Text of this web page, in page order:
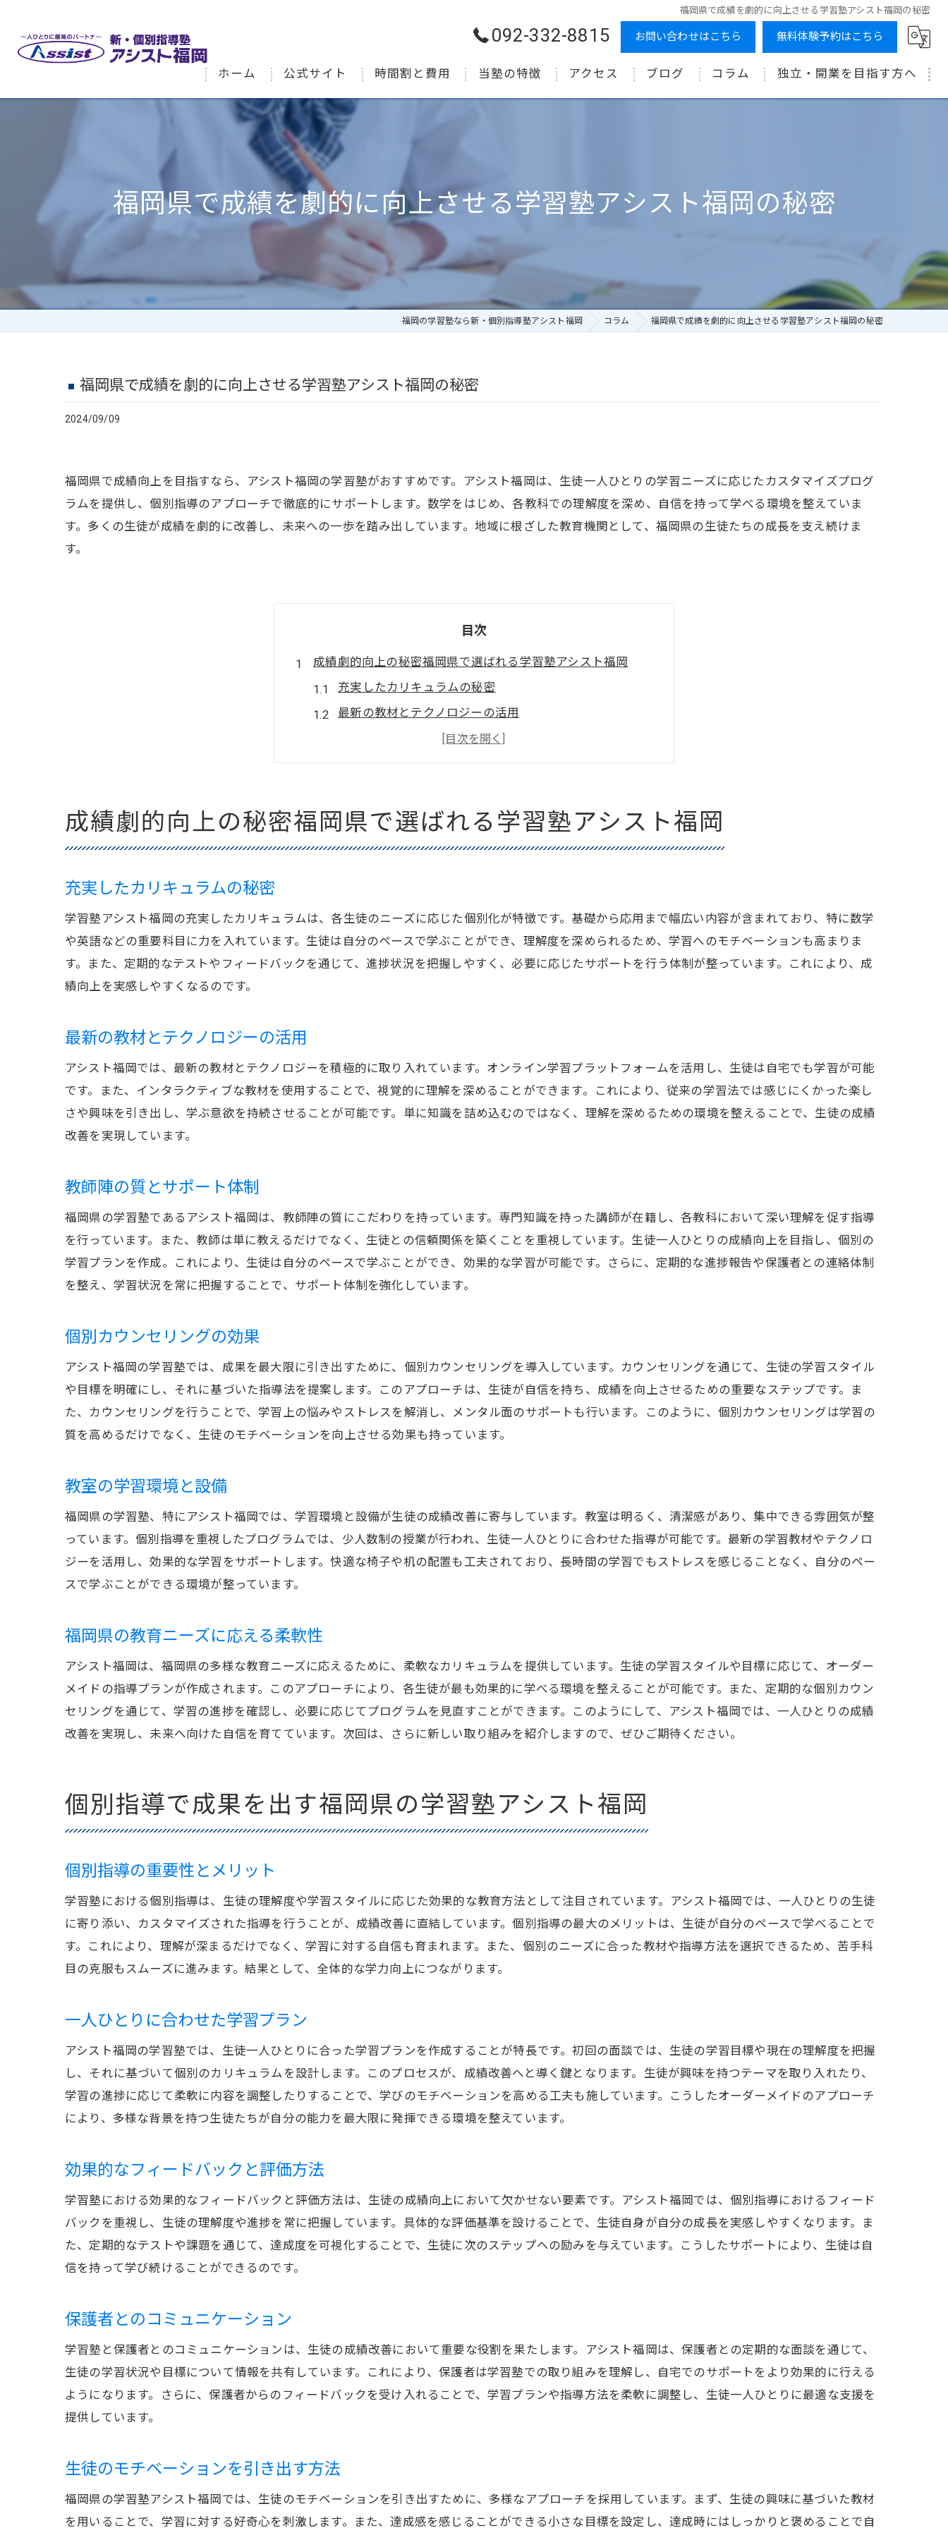
福岡県で成績を劇的に向上させる学習塾アシスト福岡の秘密
092-332-8815 お問い合わせはこちら 無料体験予約はこちら
ホーム 公式サイト 時間割と費用 当塾の特徴
個別
アクセス ブログ コラム 独立・開業を目指す方へ
福岡県で成績を劇的に向上させる学習塾アシスト福岡の秘密
福岡の学習塾なら新・個別指導塾アシスト福岡 コラム 福岡県で成績を劇的に向上させる学習塾アシスト福岡の秘密
福岡県で成績を劇的に向上させる学習塾アシスト福岡の秘密
2024/09/09
福岡県で成績向上を目指すなら、アシスト福岡の学習塾がおすすめです。アシスト福岡は、生徒一人ひとりの学習ニーズに応じたカスタマイズプログ
ラムを提供し、個別指導のアプローチで徹底的にサポートします。数学をはじめ、各教科での理解度を深め、自信を持って学べる環境を整えていま
す。多くの生徒が成績を劇的に改善し、未来への一歩を踏み出しています。地域に根ざした教育機関として、福岡県の生徒たちの成長を支え続けま
す。
目次
成績劇的向上の秘密福岡県で選ばれる学習塾アシスト福岡
充実したカリキュラムの秘密
最新の教材とテクノロジーの活用
教師陣の質とサポート体制
福岡県の教育ニーズに応える柔軟性
効果的なフィードバックと評価方法
保護者とのコミュニケーション
生徒のモチベーションを引き出す方法
具体的な成功エピソード
元々成績が低かった生徒の逆転劇
成績向上後の生徒の変化
カスタマイズプログラムとは
各教科ごとの最適な学習プラン
プログラム作成のプロセス
福岡県で成績を上げるなら学習塾アシスト福岡の個別指導
個別指導のアプローチの詳細
個別指導の成功事例から学ぶポイント
福岡県内での評判と口コミ
学習塾アシスト福岡で数学が得意になる福岡県の生徒たち
効果的な数学の学習方法
数学の理解度を深める指導法
福岡県の成績改善は学習塾アシスト福岡の個別サポートで実現
個別サポートの重要性
個別サポートの成功事例
成績劇的向上の秘密福岡県で選ばれる学習塾アシスト福岡
充実したカリキュラムの秘密
学習塾アシスト福岡の充実したカリキュラムは、各生徒のニーズに応じた個別化が特徴です。基礎から応用まで幅広い内容が含まれており、特に数学
や英語などの重要科目に力を入れています。生徒は自分のペースで学ぶことができ、理解度を深められるため、学習へのモチベーションも高まりま
す。また、定期的なテストやフィードバックを通じて、進捗状況を把握しやすく、必要に応じたサポートを行う体制が整っています。これにより、成
績向上を実感しやすくなるのです。
最新の教材とテクノロジーの活用
アシスト福岡では、最新の教材とテクノロジーを積極的に取り入れています。オンライン学習プラットフォームを活用し、生徒は自宅でも学習が可能
です。また、インタラクティブな教材を使用することで、視覚的に理解を深めることができます。これにより、従来の学習法では感じにくかった楽し
さや興味を引き出し、学ぶ意欲を持続させることが可能です。単に知識を詰め込むのではなく、理解を深めるための環境を整えることで、生徒の成績
改善を実現しています。
教師陣の質とサポート体制
福岡県の学習塾であるアシスト福岡は、教師陣の質にこだわりを持っています。専門知識を持った講師が在籍し、各教科において深い理解を促す指導
を行っています。また、教師は単に教えるだけでなく、生徒との信頼関係を築くことを重視しています。生徒一人ひとりの成績向上を目指し、個別の
学習プランを作成。これにより、生徒は自分のペースで学ぶことができ、効果的な学習が可能です。さらに、定期的な進捗報告や保護者との連絡体制
を整え、学習状況を常に把握することで、サポート体制を強化しています。
個別カウンセリングの効果
アシスト福岡の学習塾では、成果を最大限に引き出すために、個別カウンセリングを導入しています。カウンセリングを通じて、生徒の学習スタイル
や目標を明確にし、それに基づいた指導法を提案します。このアプローチは、生徒が自信を持ち、成績を向上させるための重要なステップです。ま
た、カウンセリングを行うことで、学習上の悩みやストレスを解消し、メンタル面のサポートも行います。このように、個別カウンセリングは学習の
質を高めるだけでなく、生徒のモチベーションを向上させる効果も持っています。
教室の学習環境と設備
福岡県の学習塾、特にアシスト福岡では、学習環境と設備が生徒の成績改善に寄与しています。教室は明るく、清潔感があり、集中できる雰囲気が整
っています。個別指導を重視したプログラムでは、少人数制の授業が行われ、生徒一人ひとりに合わせた指導が可能です。最新の学習教材やテクノロ
ジーを活用し、効果的な学習をサポートします。快適な椅子や机の配置も工夫されており、長時間の学習でもストレスを感じることなく、自分のペー
スで学ぶことができる環境が整っています。
福岡県の教育ニーズに応える柔軟性
アシスト福岡は、福岡県の多様な教育ニーズに応えるために、柔軟なカリキュラムを提供しています。生徒の学習スタイルや目標に応じて、オーダー
メイドの指導プランが作成されます。このアプローチにより、各生徒が最も効果的に学べる環境を整えることが可能です。また、定期的な個別カウン
セリングを通じて、学習の進捗を確認し、必要に応じてプログラムを見直すことができます。このようにして、アシスト福岡では、一人ひとりの成績
改善を実現し、未来へ向けた自信を育てています。次回は、さらに新しい取り組みを紹介しますので、ぜひご期待ください。
個別指導で成果を出す福岡県の学習塾アシスト福岡
個別指導の重要性とメリット
学習塾における個別指導は、生徒の理解度や学習スタイルに応じた効果的な教育方法として注目されています。アシスト福岡では、一人ひとりの生徒
に寄り添い、カスタマイズされた指導を行うことが、成績改善に直結しています。個別指導の最大のメリットは、生徒が自分のペースで学べることで
す。これにより、理解が深まるだけでなく、学習に対する自信も育まれます。また、個別のニーズに合った教材や指導方法を選択できるため、苦手科
目の克服もスムーズに進みます。結果として、全体的な学力向上につながります。
一人ひとりに合わせた学習プラン
アシスト福岡の学習塾では、生徒一人ひとりに合った学習プランを作成することが特長です。初回の面談では、生徒の学習目標や現在の理解度を把握
し、それに基づいて個別のカリキュラムを設計します。このプロセスが、成績改善へと導く鍵となります。生徒が興味を持つテーマを取り入れたり、
学習の進捗に応じて柔軟に内容を調整したりすることで、学びのモチベーションを高める工夫も施しています。こうしたオーダーメイドのアプローチ
により、多様な背景を持つ生徒たちが自分の能力を最大限に発揮できる環境を整えています。
効果的なフィードバックと評価方法
学習塾における効果的なフィードバックと評価方法は、生徒の成績向上において欠かせない要素です。アシスト福岡では、個別指導におけるフィード
バックを重視し、生徒の理解度や進捗を常に把握しています。具体的な評価基準を設けることで、生徒自身が自分の成長を実感しやすくなります。ま
た、定期的なテストや課題を通じて、達成度を可視化することで、生徒に次のステップへの励みを与えています。こうしたサポートにより、生徒は自
信を持って学び続けることができるのです。
保護者とのコミュニケーション
学習塾と保護者とのコミュニケーションは、生徒の成績改善において重要な役割を果たします。アシスト福岡は、保護者との定期的な面談を通じて、
生徒の学習状況や目標について情報を共有しています。これにより、保護者は学習塾での取り組みを理解し、自宅でのサポートをより効果的に行える
ようになります。さらに、保護者からのフィードバックを受け入れることで、学習プランや指導方法を柔軟に調整し、生徒一人ひとりに最適な支援を
提供しています。
生徒のモチベーションを引き出す方法
福岡県の学習塾アシスト福岡では、生徒のモチベーションを引き出すために、多様なアプローチを採用しています。まず、生徒の興味に基づいた教材
を用いることで、学習に対する好奇心を刺激します。また、達成感を感じることができる小さな目標を設定し、達成時にはしっかりと褒めることで自